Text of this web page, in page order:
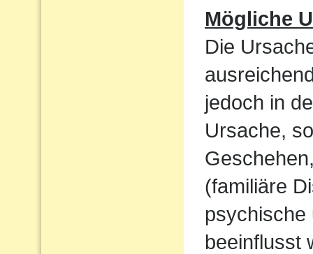
Mögliche
Die
jedoch in
Ursache,
(familiäre
psychische
beeinflusst